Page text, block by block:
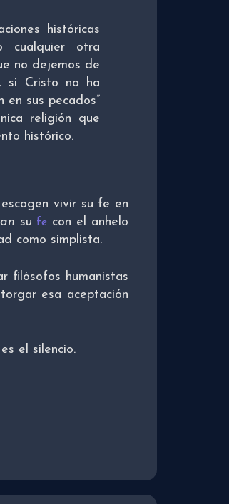
históricas
cualquier otra
no dejemos de
si Cristo no ha
sus pecados”
religión que
histórico.
vivir su fe en
su fe con el anhelo
como simplista.
filósofos humanistas
esa aceptación
el silencio.